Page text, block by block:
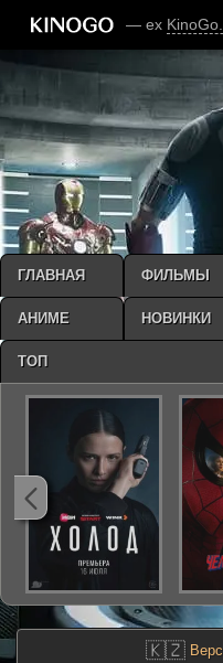
— ex
🇰🇿
ГЛАВНАЯ ФИЛЬМЫ
АНИМЕ НОВИНКИ
ТОП